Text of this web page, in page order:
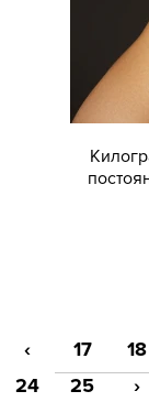
‹ 17 18
24
25 ›